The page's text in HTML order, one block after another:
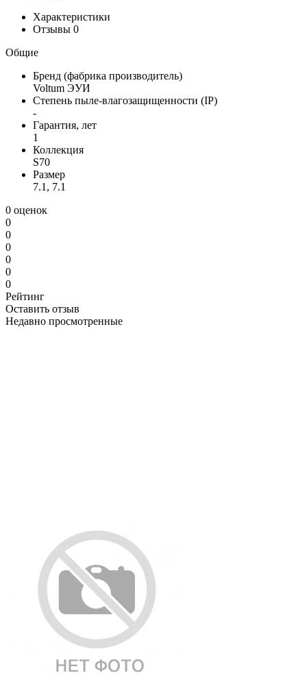
Характеристики
Отзывы 0
Общие
Бренд (фабрика производитель)
Voltum ЭУИ
Степень пыле-влагозащищенности (IP)
-
Гарантия, лет
1
Коллекция
S70
Размер
7.1, 7.1
0 оценок
0
0
0
0
0
0
Рейтинг
Оставить отзыв
Недавно просмотренные